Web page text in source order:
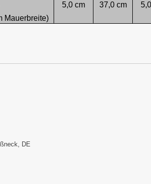
5,0 cm 37,0 cm
Mauerbreite)
DE